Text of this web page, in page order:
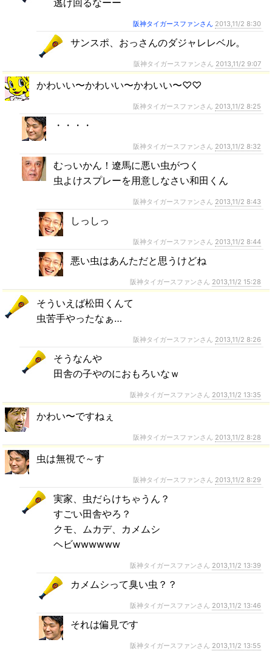
逃げ回るなーー
阪神タイガースファンさん 2013,11/2 8:30
サンスポ、おっさんのダジャレレベル。
阪神タイガースファンさん 2013,11/2 9:07
かわいい〜かわいい〜かわいい〜♡♡
阪神タイガースファンさん 2013,11/2 8:25
・・・・
阪神タイガースファンさん 2013,11/2 8:32
むっいかん！遼馬に悪い虫がつく
虫よけスプレーを用意しなさい和田くん
阪神タイガースファンさん 2013,11/2 8:43
しっしっ
阪神タイガースファンさん 2013,11/2 8:44
悪い虫はあんただと思うけどね
阪神タイガースファンさん 2013,11/2 15:28
そういえば松田くんて
虫苦手やったなぁ…
阪神タイガースファンさん 2013,11/2 8:26
そうなんや
田舎の子やのにおもろいなｗ
阪神タイガースファンさん 2013,11/2 13:35
かわい〜ですねぇ
阪神タイガースファンさん 2013,11/2 8:28
虫は無視で～す
阪神タイガースファンさん 2013,11/2 8:29
実家、虫だらけちゃうん？
すごい田舎やろ？
クモ、ムカデ、カメムシ
ヘビwwwwww
阪神タイガースファンさん 2013,11/2 13:39
カメムシって臭い虫？？
阪神タイガースファンさん 2013,11/2 13:46
それは偏見です
阪神タイガースファンさん 2013,11/2 13:55